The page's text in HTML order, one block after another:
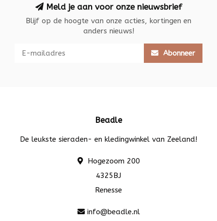
Meld je aan voor onze nieuwsbrief
Blijf op de hoogte van onze acties, kortingen en
anders nieuws!
Abonneer
Beadle
De leukste sieraden- en kledingwinkel van Zeeland!
Hogezoom 200
4325BJ
Renesse
info@beadle.nl